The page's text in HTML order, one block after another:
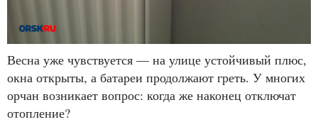
Весна уже чувствуется — на улице устойчивый плюс,
окна открыты, а батареи продолжают греть. У многих
орчан возникает вопрос: когда же наконец отключат
отопление?